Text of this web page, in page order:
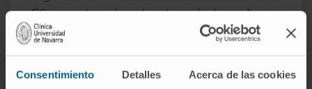
Consentimiento Detalles Acerca de las cookies
P2 promoter in hepatocytes, which results in
defective metabolic and synthetic functions.
HNF4α are not associated with the